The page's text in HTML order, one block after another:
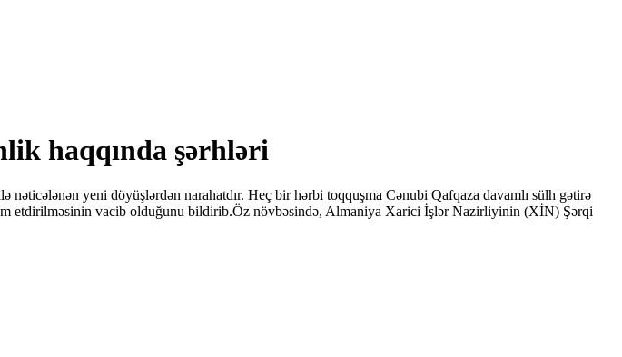
haqqında şərhləri
yeni döyüşlərdən narahatdır. Heç bir hərbi toqquşma Cənubi Qafqaza davamlı sülh gətirə
etdirilməsinin vacib olduğunu bildirib.Öz növbəsində, Almaniya Xarici İşlər Nazirliyinin (XİN) Şərqi